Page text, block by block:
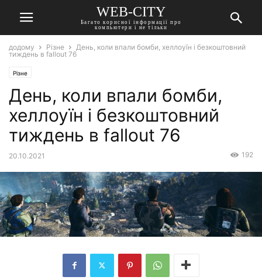
WEB-CITY
Багато корисної інформації про
компьютери і не тільки
додому Різне
День, коли впали бомби, хеллоуїн і безкоштовний
тиждень в fallout 76
Різне
День, коли впали бомби,
хеллоуїн і безкоштовний
тиждень в fallout 76
20.10.2021 192